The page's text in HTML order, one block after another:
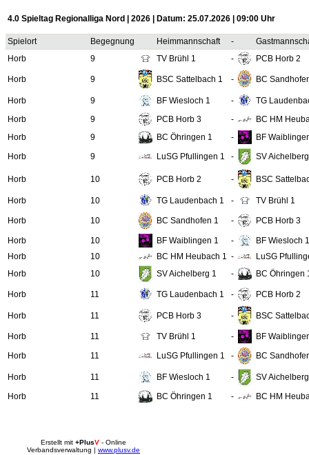
4.0 Spieltag Regionalliga Nord | 2026 | Datum: 25.07.2026 | 09:00 Uhr
Spielort Begegnung Heimmannschaft -
Horb
9 TV Brühl 1 - PCB Horb 2
Horb 9 BSC Sattelbach 1 - BC
Horb 9 BF Wiesloch 1 -
TG
Horb
9 PCB Horb 3 -
BC HM
Horb
9 BC Öhringen 1 -
BF
Horb
9 LuSG Pfullingen 1 - SV
Horb 10 PCB Horb 2 - BSC
Horb 10 TG Laudenbach 1 - TV Brühl 1
Horb 10 BC Sandhofen 1 - PCB Horb 3
Horb 10 BF Waiblingen 1 -
BF Wiesloch 1
Horb
10 BC HM Heubach 1 -
LuSG
Horb
10 SV Aichelberg 1 - BC Öhringen
Horb 11 TG Laudenbach 1 - PCB Horb 2
Horb 11 PCB Horb 3 - BSC
Horb 11 TV Brühl 1 -
BF
Horb
11 LuSG Pfullingen 1 - BC
Horb 11 BF Wiesloch 1 -
SV
Horb
11 BC Öhringen 1 - BC HM
Erstellt mit +PlusV - Online
Verbandsverwaltung | www.plusv.de